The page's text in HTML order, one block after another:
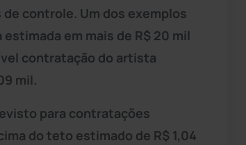
controle. Um dos exemplos
em mais de R$ 20 mil
contratação do artista
mil.
para contratações
do teto estimado de R$ 1,04